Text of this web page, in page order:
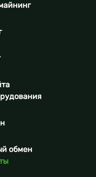
обмен